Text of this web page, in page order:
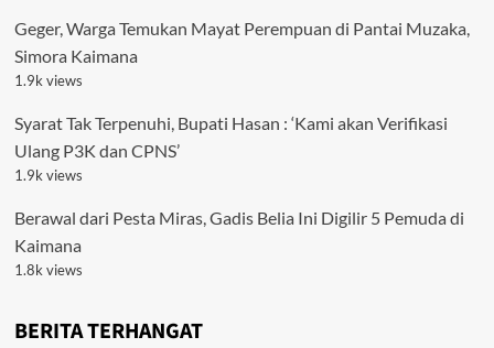
Geger, Warga Temukan Mayat Perempuan di Pantai Muzaka,
Simora Kaimana
1.9k views
Syarat Tak Terpenuhi, Bupati Hasan : ‘Kami akan Verifikasi
Ulang P3K dan CPNS’
1.9k views
Berawal dari Pesta Miras, Gadis Belia Ini Digilir 5 Pemuda di
Kaimana
1.8k views
BERITA TERHANGAT